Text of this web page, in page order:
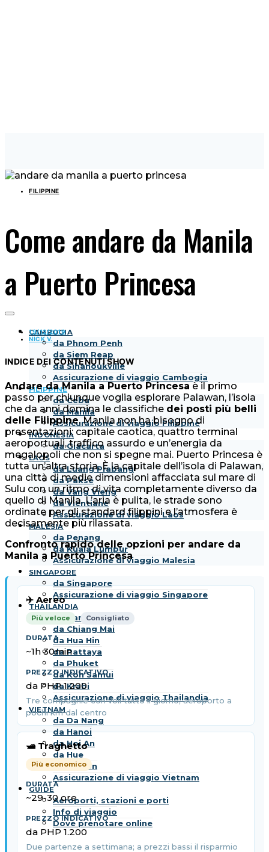
CAMBOGIA
da Phnom Penh
da Siem Reap
da Sihanoukville
Assicurazione di viaggio Cambogia
FILIPPINE
da Cebu
da Manila
Assicurazione di viaggio Filippine
INDONESIA
da Giacarta
LAOS
da Luang Prabang
da Pakse
da Vang Vieng
da Vientiane
Assicurazione di viaggio Laos
MALESIA
da Penang
da Kuala Lumpur
Assicurazione di viaggio Malesia
SINGAPORE
da Singapore
Assicurazione di viaggio Singapore
THAILANDIA
da Bangkok
da Chiang Mai
da Hua Hin
da Pattaya
da Phuket
da Koh Samui
da Krabi
Assicurazione di viaggio Thailandia
VIETNAM
da Da Nang
da Hanoi
da Hoi An
da Hue
da Saigon
Assicurazione di viaggio Vietnam
GUIDE
Aeroporti, stazioni e porti
Info di viaggio
Dove prenotare online
FILIPPINE
Come andare da Manila
a Puerto Princesa
19/12/2019
NICK V.
INDICE DEI CONTENUTISHOW
Andare da Manila a Puerto Princesa è il primo
passo per chiunque voglia esplorare Palawan, l’isola
che da anni domina le classifiche dei posti più belli
delle Filippine. Manila non ha bisogno di
presentazioni: capitale caotica, quattro terminal
aeroportuali, traffico assurdo e un’energia da
megalopoli che non si spegne mai. Puerto Princesa è
tutta un’altra storia. È la capitale dell’isola di Palawan,
una città di medie dimensioni affacciata sul mare di
Sulu con un ritmo di vita completamente diverso da
quello di Manila. L’aria è pulita, le strade sono
ordinate per gli standard filippini e l’atmosfera è
decisamente più rilassata.
Confronto rapido delle opzioni per andare da
Manila a Puerto Princesa
✈️ Aereo
Più veloce Consigliato
~1h 30min
da PHP 1.200
Tre compagnie con voli tutto il giorno; aeroporto a
pochi km dal centro
🛥 Traghetto
Più economico
~29-30 ore
da PHP 1.200
Due partenze a settimana; a prezzi bassi il risparmio